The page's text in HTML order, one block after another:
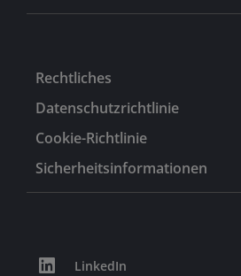
Rechtliches
Datenschutzrichtlinie
Cookie-Richtlinie
Sicherheitsinformationen
LinkedIn